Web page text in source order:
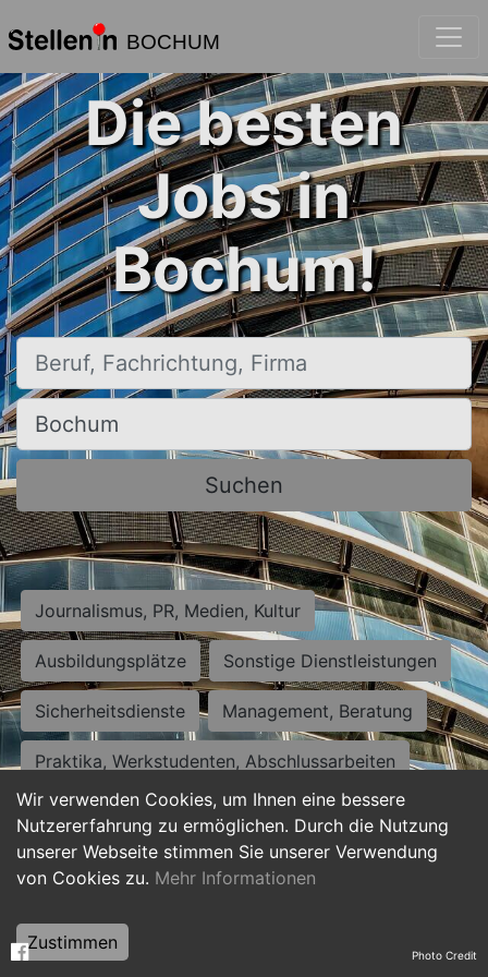
BOCHUM
Wir verwenden Cookies, um Ihnen eine bessere
Nutzererfahrung zu ermöglichen. Durch die Nutzung
unserer Webseite stimmen Sie unserer Verwendung
von Cookies zu. Mehr Informationen
Zustimmen
Die besten
Jobs in
Bochum!
Beruf, Fachrichtung, Firma
Ort, Stadt
Suchen
Journalismus, PR, Medien, Kultur
Ausbildungsplätze Sonstige Dienstleistungen
Sicherheitsdienste Management, Beratung
Praktika, Werkstudenten, Abschlussarbeiten
Personalwesen Assistenz, Sekretariat
Hilfskräfte, Aushilfs- und Nebenjobs
Weiterbildung, Studium, duale Ausbildung Photo Credit